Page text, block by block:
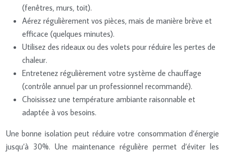
(fenêtres, murs, toit).
Aérez régulièrement vos pièces, mais de manière brève et
efficace (quelques minutes).
Utilisez des rideaux ou des volets pour réduire les pertes de
chaleur.
Entretenez régulièrement votre système de chauffage
(contrôle annuel par un professionnel recommandé).
Choisissez une température ambiante raisonnable et
adaptée à vos besoins.
Une bonne isolation peut réduire votre consommation d’énergie
jusqu’à 30%. Une maintenance régulière permet d’éviter les